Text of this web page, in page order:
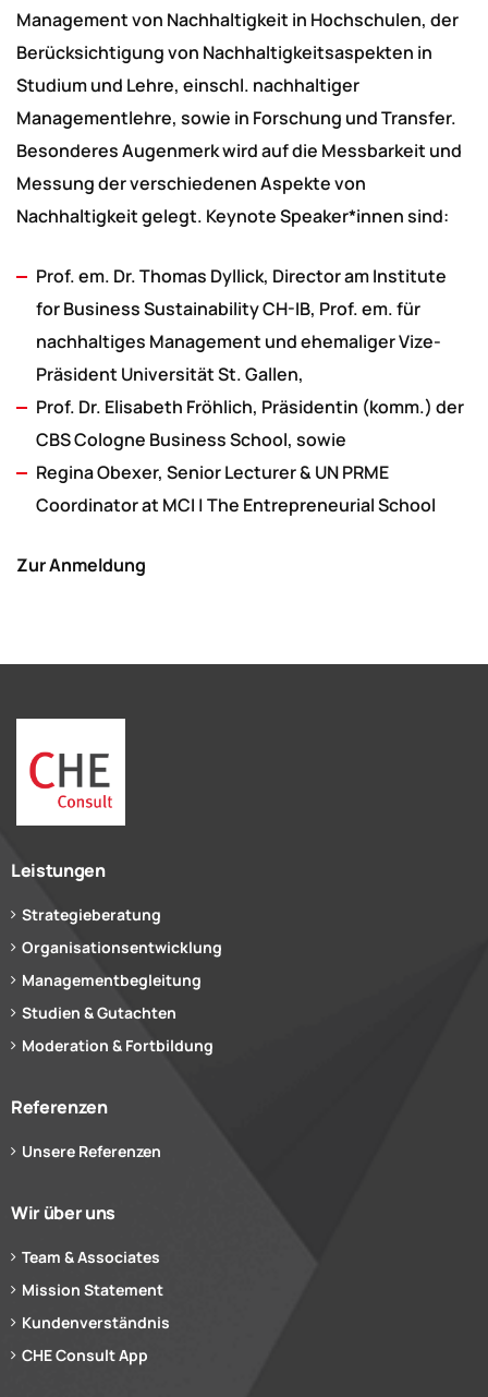
Management von Nachhaltigkeit in Hochschulen, der
Berücksichtigung von Nachhaltigkeitsaspekten in
Studium und Lehre, einschl. nachhaltiger
Managementlehre, sowie in Forschung und Transfer.
Besonderes Augenmerk wird auf die Messbarkeit und
Messung der verschiedenen Aspekte von
Nachhaltigkeit gelegt. Keynote Speaker*innen sind:
Prof. em. Dr. Thomas Dyllick, Director am Institute
for Business Sustainability CH-IB, Prof. em. für
nachhaltiges Management und ehemaliger Vize-
Präsident Universität St. Gallen,
Prof. Dr. Elisabeth Fröhlich, Präsidentin (komm.) der
CBS Cologne Business School, sowie
Regina Obexer, Senior Lecturer & UN PRME
Coordinator at MCI | The Entrepreneurial School
Zur Anmeldung
Leistungen
Strategieberatung
Organisationsentwicklung
Managementbegleitung
Studien & Gutachten
Moderation & Fortbildung
Referenzen
Unsere Referenzen
Wir über uns
Team & Associates
Mission Statement
Kundenverständnis
CHE Consult App